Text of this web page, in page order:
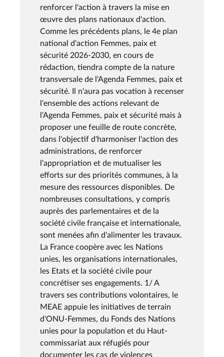
renforcer l'action à travers la mise en
œuvre des plans nationaux d'action.
Comme les précédents plans, le 4e plan
national d'action Femmes, paix et
sécurité 2026-2030, en cours de
rédaction, tiendra compte de la nature
transversale de l'Agenda Femmes, paix et
sécurité. Il n'aura pas vocation à recenser
l'ensemble des actions relevant de
l'Agenda Femmes, paix et sécurité mais à
proposer une feuille de route concrète,
dans l'objectif d'harmoniser l'action des
administrations, de renforcer
l'appropriation et de mutualiser les
efforts sur des priorités communes, à la
mesure des ressources disponibles. De
nombreuses consultations, y compris
auprès des parlementaires et de la
société civile française et internationale,
sont menées afin d'alimenter les travaux.
La France coopère avec les Nations
unies, les organisations internationales,
les Etats et la société civile pour
concrétiser ses engagements. 1/ A
travers ses contributions volontaires, le
MEAE appuie les initiatives de terrain
d'ONU-Femmes, du Fonds des Nations
unies pour la population et du Haut-
commissariat aux réfugiés pour
documenter les cas de violences